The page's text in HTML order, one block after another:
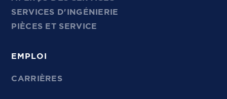
SERVICES D'INGÉNIERIE
PIÈCES ET SERVICE
EMPLOI
CARRIÈRES